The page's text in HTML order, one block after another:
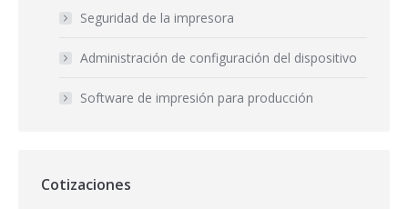
Seguridad de la impresora
Administración de configuración del dispositivo
Software de impresión para producción
Cotizaciones